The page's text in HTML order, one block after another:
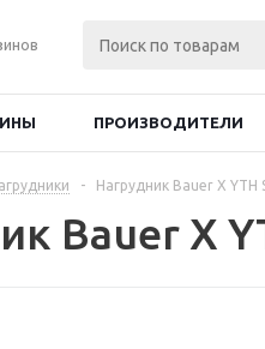
ПРОИЗВОДИТЕЛИ
- Нагрудник Bauer X YTH
Bauer X